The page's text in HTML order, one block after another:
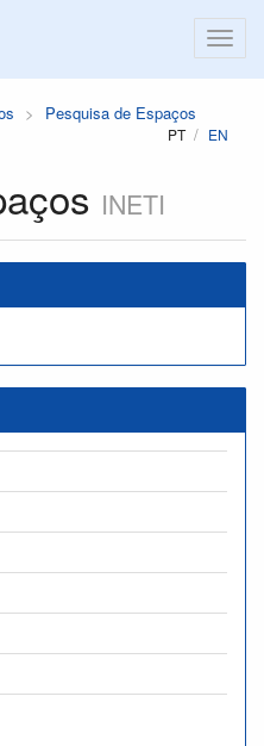
Pesquisa de Espaços
PT EN
INETI